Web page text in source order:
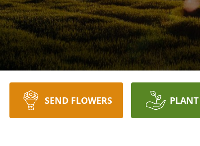
SEND FLOWERS PLANT